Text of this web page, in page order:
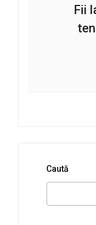
Fii
Caută